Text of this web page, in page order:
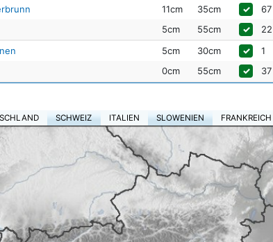
11cm 35cm ✓
67
5cm 55cm ✓
22
5cm 30cm ✓
1
0cm 55cm ✓ 37
SCHWEIZ ITALIEN SLOWENIEN FRANKREICH